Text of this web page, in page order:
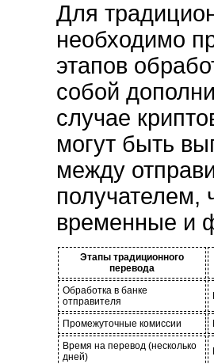
Для
необходимо
этапов
собой
случае
могут быть
между
получателем,
временные и
Этапы традиционного
перевода
Обработка в банке
отправителя
Промежуточные комиссии
Время на перевод (несколько
дней)